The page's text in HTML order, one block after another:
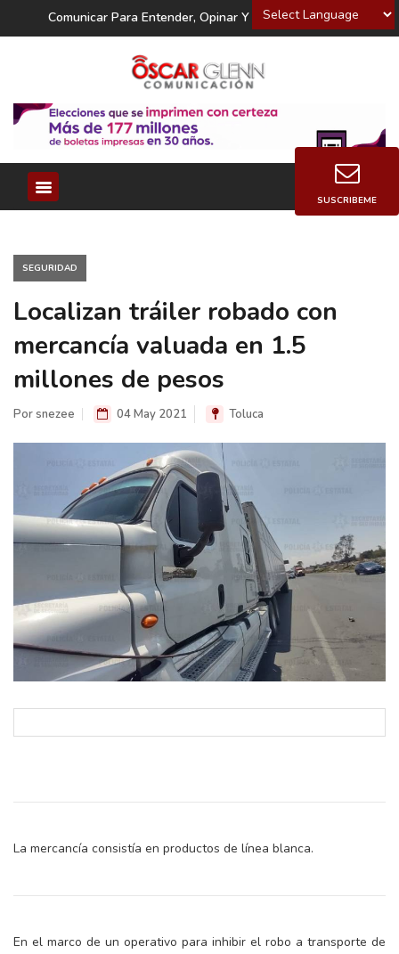
Powered by
Comunicar Para Entender, Opinar Y Decidir
SEGURIDAD
Localizan tráiler robado con
mercancía valuada en 1.5
millones de pesos
Por snezee 04 May 2021 Toluca
La mercancía consistía en productos de línea blanca.
En el marco de un operativo para inhibir el robo a transporte de
SUSCRIBEME